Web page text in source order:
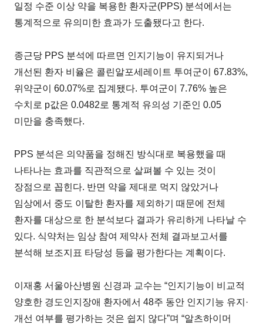
일정 수준 이상 약을 복용한 환자군(PPS) 분석에서는
통계적으로 유의미한 효과가 도출됐다고 한다.
종근당 PPS 분석에 따르면 인지기능이 유지되거나
개선된 환자 비율은 콜린알포세레이트 투여군이 67.83%,
위약군이 60.07%로 집계됐다. 투여군이 7.76% 높은
수치로 p값은 0.0482로 통계적 유의성 기준인 0.05
미만을 충족했다.
PPS 분석은 의약품을 정해진 방식대로 복용했을 때
나타나는 효과를 직관적으로 살펴볼 수 있는 것이
장점으로 꼽힌다. 반면 약을 제대로 먹지 않았거나
임상에서 중도 이탈한 환자를 제외하기 때문에 전체
환자를 대상으로 한 분석보다 결과가 유리하게 나타날 수
있다. 식약처는 임상 참여 제약사 전체 결과보고서를
분석해 보조지표 타당성 등을 평가한다는 계획이다.
이재홍 서울아산병원 신경과 교수는 “인지기능이 비교적
양호한 경도인지장애 환자에서 48주 동안 인지기능 유지·
개선 여부를 평가하는 것은 쉽지 않다”며 “알츠하이머